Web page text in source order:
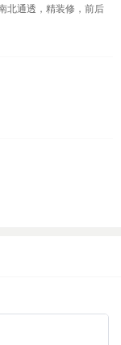
北通透，精装修，前后